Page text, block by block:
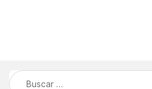
Buscar: